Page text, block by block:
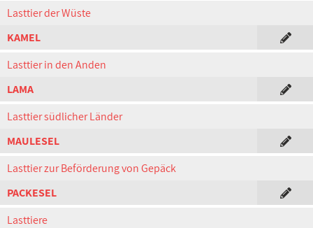
Lasttier der Wüste
KAMEL
Lasttier in den Anden
LAMA
Lasttier südlicher Länder
MAULESEL
Lasttier zur Beförderung von Gepäck
PACKESEL
Lasttiere